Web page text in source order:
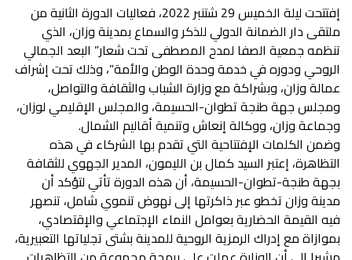
إفتتحت ليلة الخميس 29 شتنبر 2022، فعاليات الدورة الثانية من
ملتقى دار الضمانة الدولي للذكر والسماع بمدينة وزان، الذي
تنظمه جمعية الصفا لمدح المصطفى تحت شعار” البعد الجمالي
الروحي ودوره في خدمة وحدة الوطن والأمة”، وذلك تحت إشراف
عمالة وزان، وبشراكة مع وزارة الشباب والثقافة والتواصل،
ومجلس جهة طنجة تطوان-الحسيمة، والمجلس الإقليمي لوزان،
وجماعة وزان، ووكالة إنعاش وتنمية أقاليم الشمال.
وضمن الكلمات الإفتتاحية التي تقدم بها الشركاء في هذه
التظاهرة، إعتبر السيد كمال بن الليمون، المدير الجهوي للثقافة
بجهة طنجة-تطوان-الحسيمة، أن هذه الدورة تأتي لتؤكد أن
مدينة وزان تخطو عبر ذاكرتها إلى نهوض تنموي شامل، تنصهر
فيه القيمة الحضارية بعوامل النماء الإجتماعي والإقتصادي،
بموازاة مع إدراك الرمزية الروحية للمدينة بشتى تجلياتها التعبيرية،